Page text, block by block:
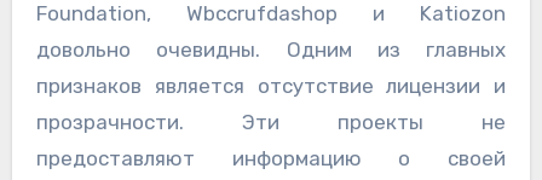
Foundation, Wbccrufdashop и Katiozon
довольно очевидны. Одним из главных
признаков является отсутствие лицензии и
прозрачности. Эти проекты не
предоставляют информацию о своей